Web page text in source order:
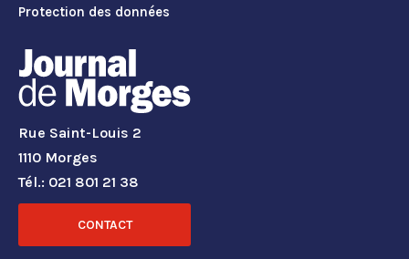
Protection des données
Rue Saint-Louis 2
1110 Morges
Tél.: 021 801 21 38
CONTACT